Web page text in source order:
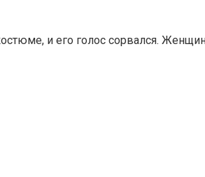
и его голос сорвался.